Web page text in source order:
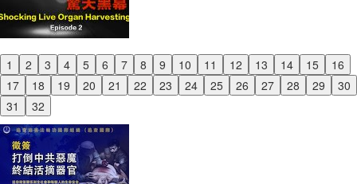
1 2 3 4 5 6 7 8 9 10 11 12 13 14 15
16
17
18 19 20 21 22 23 24 25 26 27 28 29
30
31
32
Previous
Next